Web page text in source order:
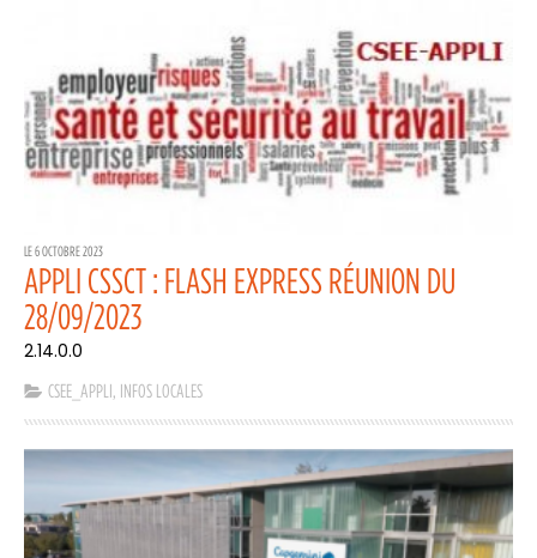
LE 6 OCTOBRE 2023
APPLI CSSCT : FLASH EXPRESS RÉUNION DU
28/09/2023
2.14.0.0
CSEE_APPLI INFOS LOCALES